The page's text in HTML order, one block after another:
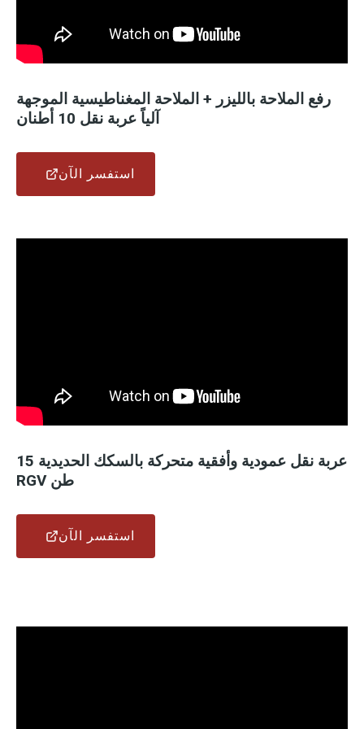
رفع الملاحة بالليزر + الملاحة المغناطيسية الموجهة
آلياًعربة نقل 10 أطنان
استفسر الآن
عربة نقل عمودية وأفقية متحركة بالسكك الحديدية 15
طن RGV
استفسر الآن